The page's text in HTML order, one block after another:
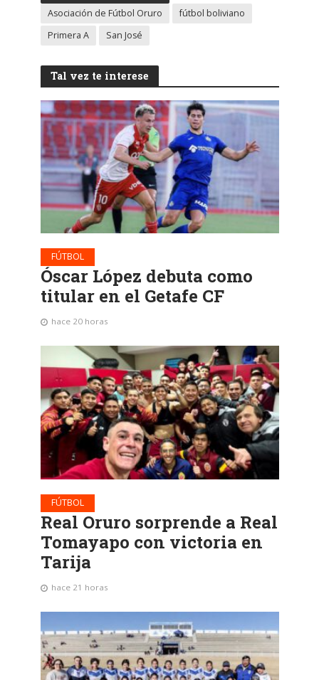
Asociación de Fútbol Oruro
fútbol boliviano
Primera A
San José
Tal vez te interese
FÚTBOL
Óscar López debuta como
titular en el Getafe CF
hace 20 horas
FÚTBOL
Real Oruro sorprende a Real
Tomayapo con victoria en
Tarija
hace 21 horas